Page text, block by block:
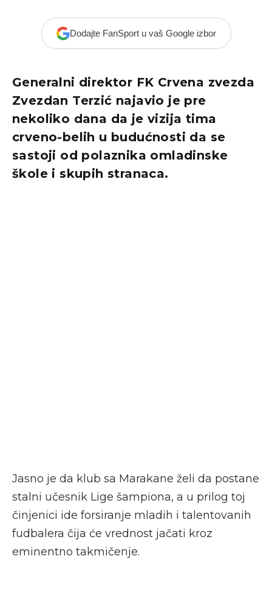
Dodajte FanSport u vaš Google izbor
Generalni direktor FK Crvena zvezda
Zvezdan Terzić najavio je pre
nekoliko dana da je vizija tima
crveno-belih u budućnosti da se
sastoji od polaznika omladinske
škole i skupih stranaca.
Jasno je da klub sa Marakane želi da postane
stalni učesnik Lige šampiona, a u prilog toj
činjenici ide forsiranje mladih i talentovanih
fudbalera čija će vrednost jačati kroz
eminentno takmičenje.